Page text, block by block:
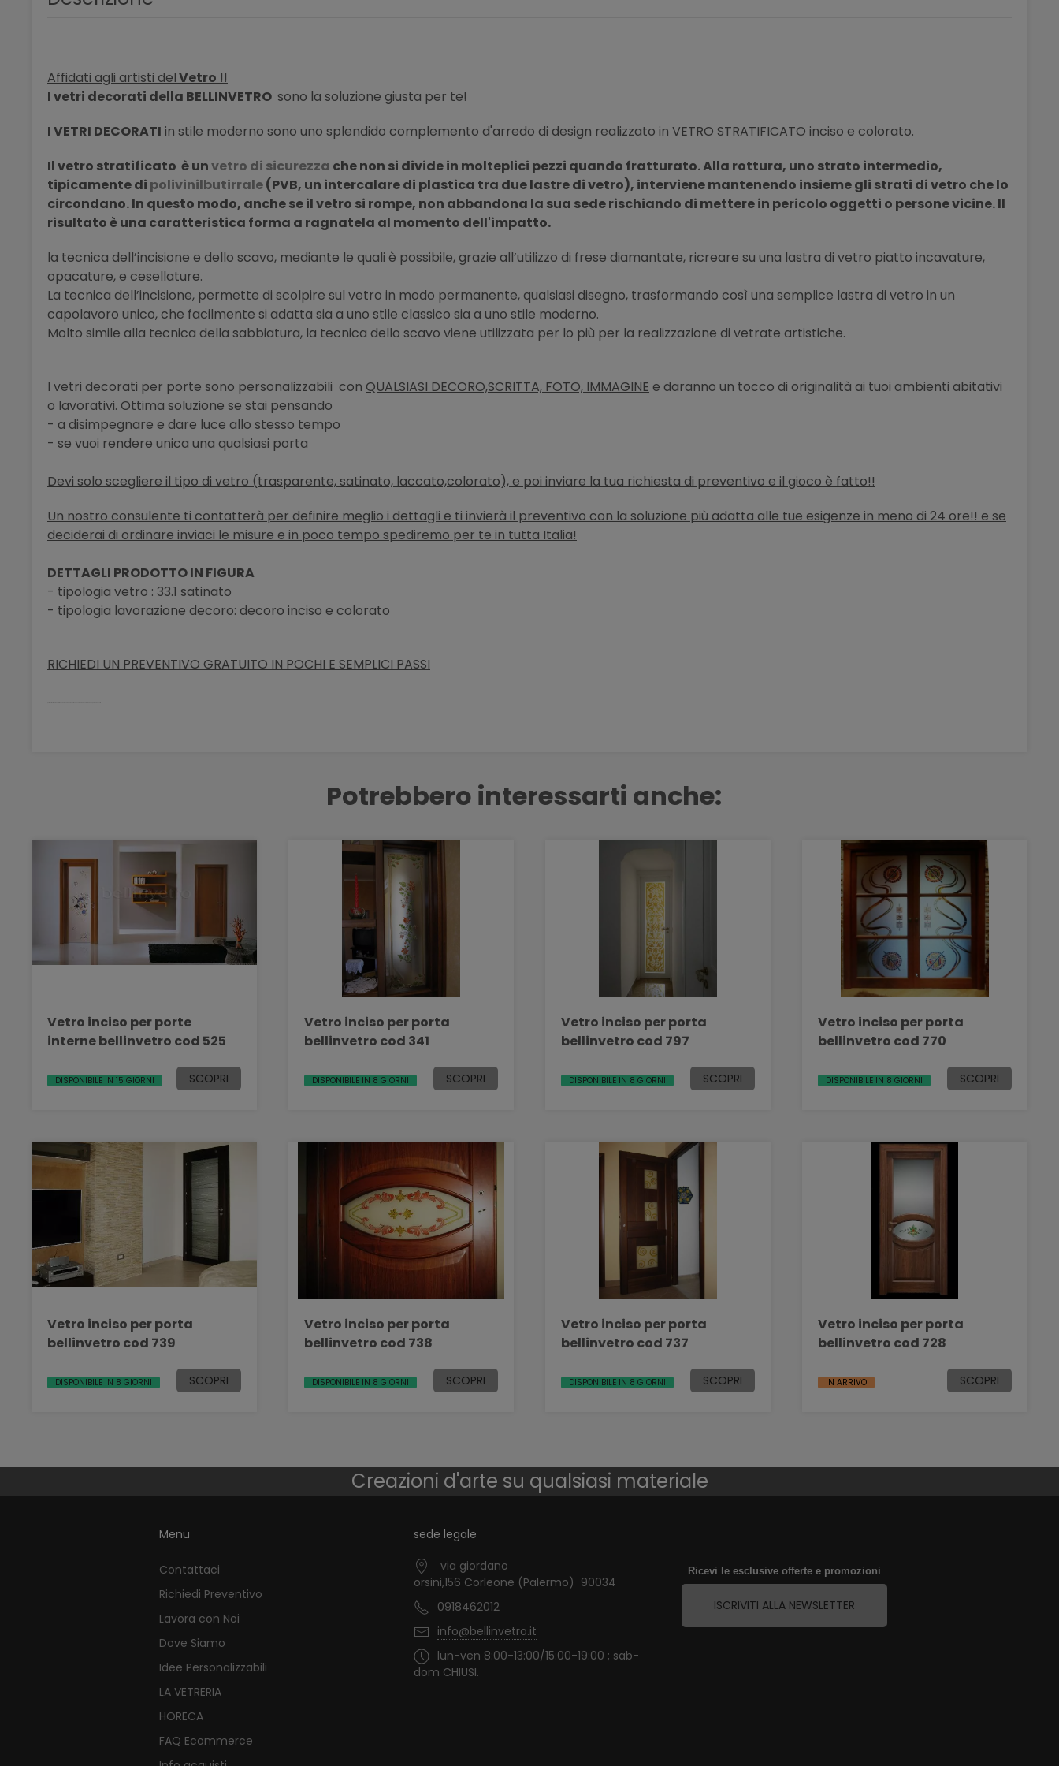
Affidati agli artisti delVetro !!
I vetri decorati della BELLINVETRO sono la soluzione giusta per te!
I VETRI DECORATI in stile moderno sono uno splendido complemento d'arredo di design realizzato in VETRO STRATIFICATO inciso e colorato.
Il vetro stratificato è unvetro di sicurezza che non si divide in molteplici pezzi quando fratturato. Alla rottura, uno strato intermedio,
tipicamentedi polivinilbutirrale(PVB, un intercalare di plastica tra due lastre di vetro), intervienemantenendo insieme gli strati di vetro che lo
circondano. In questo modo, anche se il vetro si rompe, non abbandona la sua sede rischiando di mettere in pericolo oggetti o persone vicine. Il
risultato è una caratteristica forma a ragnatela al momento dell'impatto.
la tecnica dell’incisione e dello scavo, mediante le quali è possibile, grazie all’utilizzo di frese diamantate, ricreare su una lastra di vetro piatto incavature,
opacature, e cesellature.
La tecnica dell’incisione, permette di scolpire sul vetro in modo permanente, qualsiasi disegno, trasformando così una semplice lastra di vetro in un
capolavoro unico, che facilmente si adatta sia a uno stile classico sia a uno stile moderno.
Molto simile alla tecnica della sabbiatura, la tecnica dello scavo viene utilizzata per lo più per la realizzazione di vetrate artistiche.
I vetri decorati per porte sono personalizzabili con QUALSIASI DECORO,SCRITTA, FOTO, IMMAGINE e daranno un tocco di originalità ai tuoi ambienti abitativi
o lavorativi. Ottima soluzione se stai pensando
- a disimpegnare e dare luce allo stesso tempo
- se vuoi rendere unica una qualsiasi porta
Devi solo scegliere il tipo di vetro (trasparente, satinato, laccato,colorato), e poi inviare la tua richiesta di preventivo e il gioco è fatto!!
Un nostro consulente ti contatterà per definire meglio i dettagli e ti invierà il preventivo con la soluzione più adatta alle tue esigenze in meno di 24 ore!! e se
deciderai di ordinare inviaci le misure e in poco tempo spediremo per te in tutta Italia!
DETTAGLI PRODOTTO IN FIGURA
- tipologia vetro : 33.1 satinato
- tipologia lavorazione decoro: decoro inciso e colorato
RICHIEDI UN PREVENTIVO GRATUITO IN POCHI E SEMPLICI PASSI
Potrebbero interessarti anche:
Vetro inciso per porte
interne bellinvetro cod 525
DISPONIBILE IN 15 GIORNI SCOPRI
Vetro inciso per porta
bellinvetro cod 341
DISPONIBILE IN 8 GIORNI SCOPRI
Vetro inciso per porta
bellinvetro cod 797
DISPONIBILE IN 8 GIORNI SCOPRI
Vetro inciso per porta
bellinvetro cod 770
DISPONIBILE IN 8 GIORNI SCOPRI
Vetro inciso per porta
bellinvetro cod 739
DISPONIBILE IN 8 GIORNI SCOPRI
Vetro inciso per porta
bellinvetro cod 738
DISPONIBILE IN 8 GIORNI SCOPRI
Vetro inciso per porta
bellinvetro cod 737
DISPONIBILE IN 8 GIORNI SCOPRI
Vetro inciso per porta
bellinvetro cod 728
IN ARRIVO SCOPRI
Creazioni d'arte su qualsiasi materiale
Menu
Contattaci
Richiedi Preventivo
Lavora con Noi
Dove Siamo
Idee Personalizzabili
LA VETRERIA
HORECA
FAQ Ecommerce
sede legale
via giordano
orsini,156 Corleone (Palermo) 90034
0918462012
info@bellinvetro.it
lun-ven 8:00-13:00/15:00-19:00 ; sab-
dom CHIUSI.
Ricevi le esclusive offerte e promozioni
ISCRIVITI ALLA NEWSLETTER